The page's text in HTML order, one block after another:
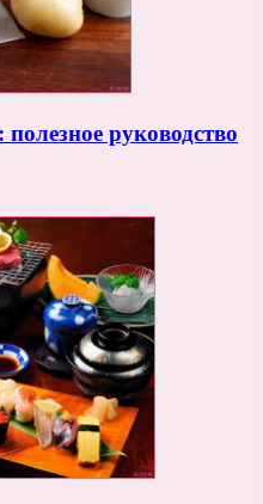
руководство